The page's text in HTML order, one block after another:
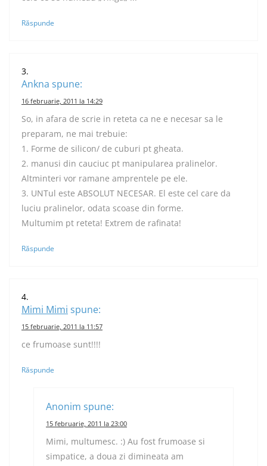
Răspunde
Ankna spune:
16 februarie, 2011 la 14:29
So, in afara de scrie in reteta ca ne e necesar sa le
preparam, ne mai trebuie:
1. Forme de silicon/ de cuburi pt gheata.
2. manusi din cauciuc pt manipularea pralinelor.
Altminteri vor ramane amprentele pe ele.
3. UNTul este ABSOLUT NECESAR. El este cel care da
luciu pralinelor, odata scoase din forme.
Multumim pt reteta! Extrem de rafinata!
Răspunde
Mimi Mimi spune:
15 februarie, 2011 la 11:57
ce frumoase sunt!!!!
Răspunde
Anonim spune:
15 februarie, 2011 la 23:00
Mimi, multumesc. :) Au fost frumoase si
simpatice, a doua zi dimineata am